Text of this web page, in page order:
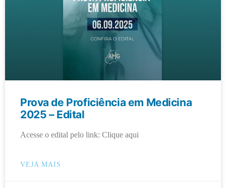
Prova de Proficiência em Medicina
2025 – Edital
Acesse o edital pelo link: Clique aqui
VEJA MAIS